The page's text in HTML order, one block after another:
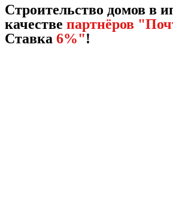
Строительство домов в
качестве партнёров
Ставка 6%"!